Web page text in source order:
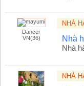
Dancer
VN(36)
NHÀ
Nhà
Nhà
NHÀ